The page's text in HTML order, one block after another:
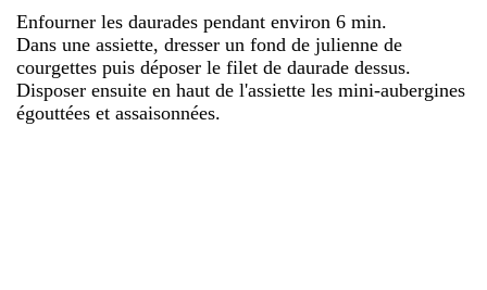
Enfourner les daurades pendant environ 6 min.
Dans une assiette, dresser un fond de julienne de
courgettes puis déposer le filet de daurade dessus.
Disposer ensuite en haut de l'assiette les mini-aubergines
égouttées et assaisonnées.